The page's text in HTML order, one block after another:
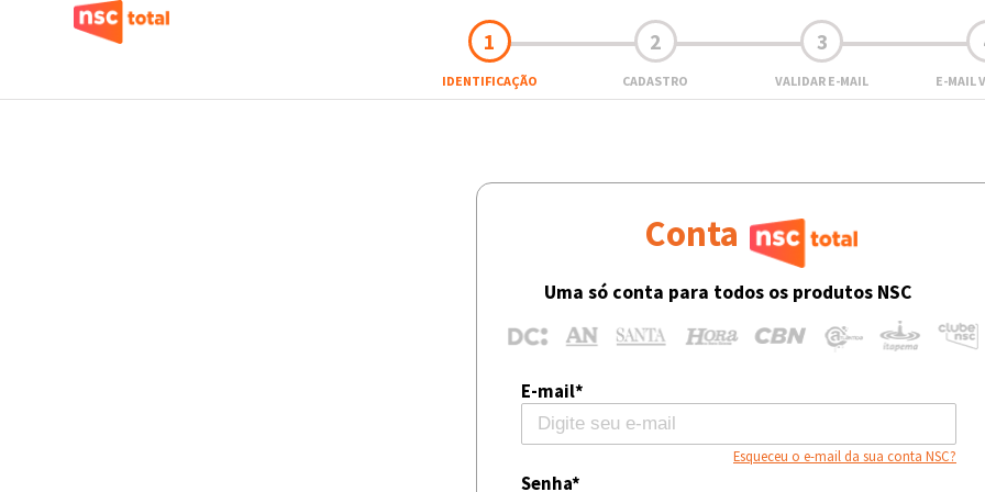
1
IDENTIFICAÇÃO
2
CADASTRO
3
VALIDAR E-MAIL E-MAIL
Conta
Uma só conta para todos os produtos NSC
E-mail*
Esqueceu o e-mail da sua conta NSC?
Senha*